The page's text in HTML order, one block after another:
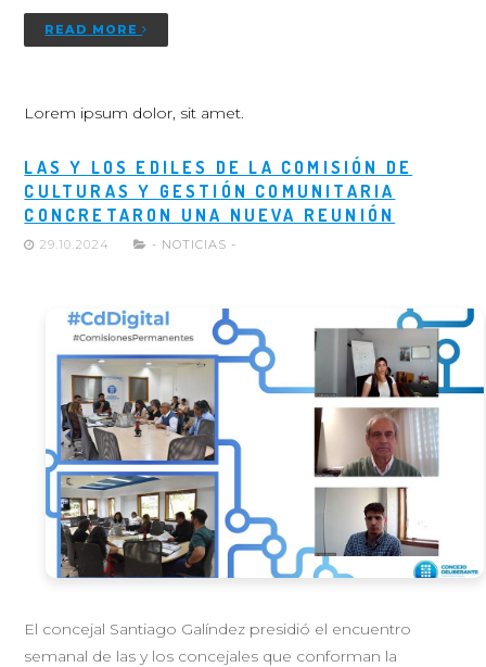
READ MORE
Lorem ipsum dolor, sit amet.
LAS Y LOS EDILES DE LA COMISIÓN DE
CULTURAS Y GESTIÓN COMUNITARIA
CONCRETARON UNA NUEVA REUNIÓN
29.10.2024 - NOTICIAS -
El concejal Santiago Galíndez presidió el encuentro
semanal de las y los concejales que conforman la